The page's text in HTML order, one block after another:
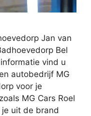
Jan van
Bel
vind u
autobedrijf MG
voor je
MG Cars Roel
uit de brand